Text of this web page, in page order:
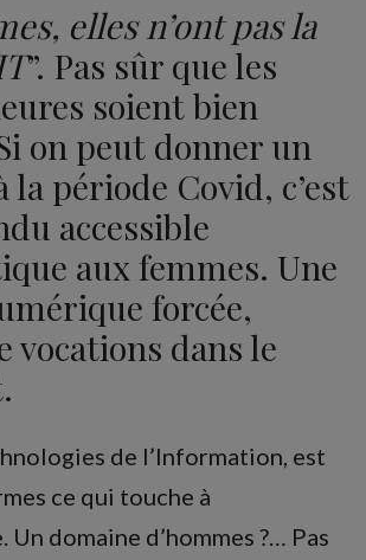
elles n’ont pas la
”. Pas sûr que les
soient bien
on peut donner un
la période Covid, c’est
accessible
aux femmes. Une
forcée,
vocations dans le
de l’Information, est
ce qui touche à
domaine d’hommes ?… Pas